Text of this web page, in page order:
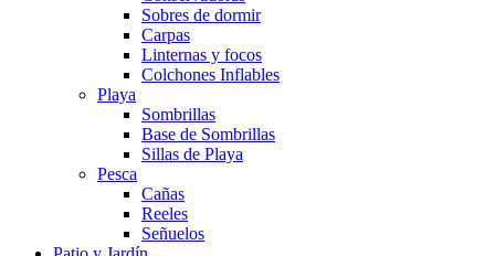
Sobres de dormir
Carpas
Linternas y focos
Colchones Inflables
Playa
Sombrillas
Base de Sombrillas
Sillas de Playa
Pesca
Cañas
Reeles
Señuelos